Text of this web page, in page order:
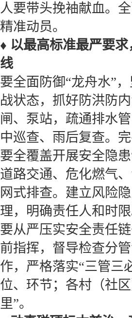
人要带头挽袖献血。
精准动员。
♦ 以最高标准最严要
线
要全面防御“龙舟水”
战状态，抓好防洪防
闸、泵站，疏通排水
中巡查、雨后复查。
要全覆盖开展安全隐
道路交通、危化燃气
网式排查。建立风险
理，明确责任人和时
要从严压实安全责任
前指挥，督导检查分
作，严格落实“三管三
位、环节；各村（社
里”。